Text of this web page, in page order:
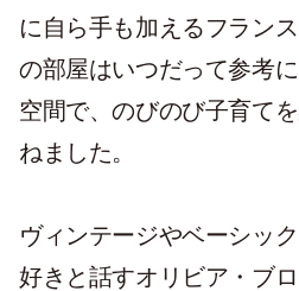
に自ら手も加えるフラン
の部屋はいつだって参考
空間で、のびのび子育て
ねました。
ヴィンテージやベーシッ
好きと話すオリビア・ブ